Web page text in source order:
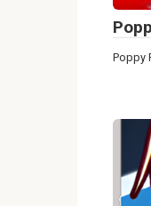
Poppy